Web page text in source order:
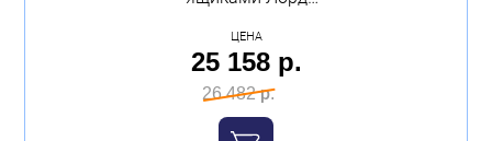
шимо Эра
ЦЕНА
25 158 р.
26 482 р.